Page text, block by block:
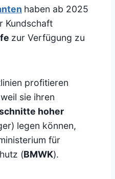
haben ab 2025
Kundschaft
zur Verfügung zu
profitieren
sie ihren
hoher
legen können,
für
(BMWK).